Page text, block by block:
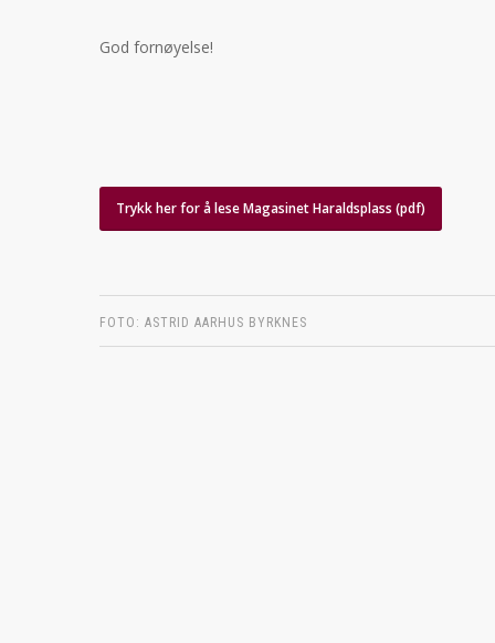
God fornøyelse!
Trykk her for å lese Magasinet Haraldsplass (pdf)
FOTO: ASTRID AARHUS BYRKNES